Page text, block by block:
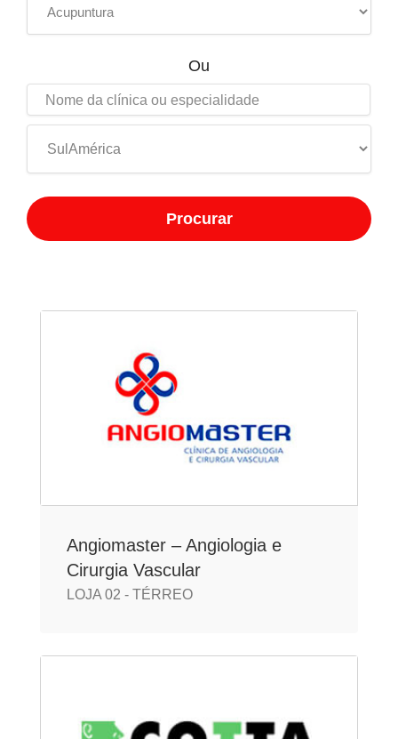
Ou
Procurar
Angiomaster – Angiologia e
Cirurgia Vascular
LOJA 02 - TÉRREO